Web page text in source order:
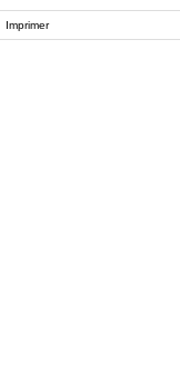
surImprimer